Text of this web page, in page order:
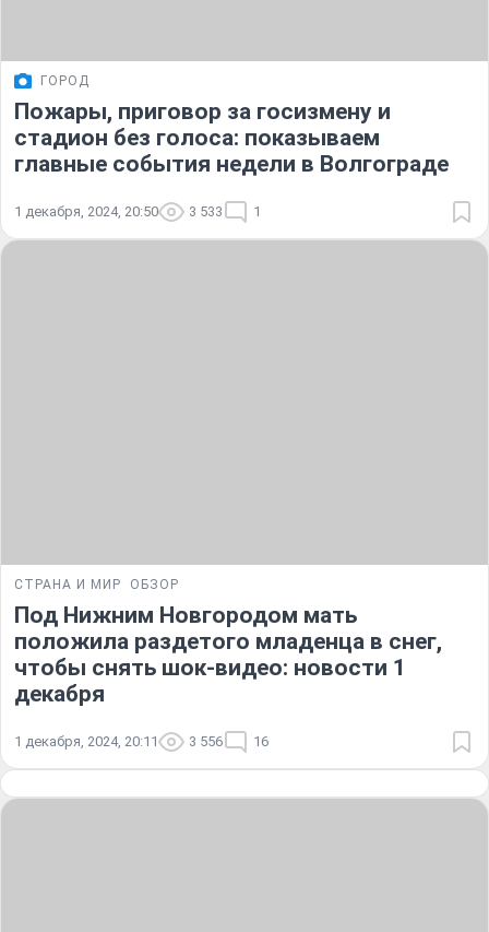
ГОРОД
Пожары, приговор за госизмену и
стадион без голоса: показываем
главные события недели в Волгограде
1 декабря, 2024, 20:50 3 533 1
СТРАНА И МИР ОБЗОР
Под Нижним Новгородом мать
положила раздетого младенца в снег,
чтобы снять шок-видео: новости 1
декабря
1 декабря, 2024, 20:11 3 556 16